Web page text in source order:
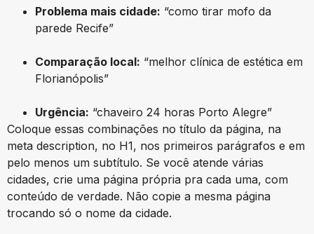
Problema mais cidade: “como tirar mofo da
parede Recife”
Comparação local: “melhor clínica de estética em
Florianópolis”
Urgência: “chaveiro 24 horas Porto Alegre”
Coloque essas combinações no título da página, na
meta description, no H1, nos primeiros parágrafos e em
pelo menos um subtítulo. Se você atende várias
cidades, crie uma página própria pra cada uma, com
conteúdo de verdade. Não copie a mesma página
trocando só o nome da cidade.